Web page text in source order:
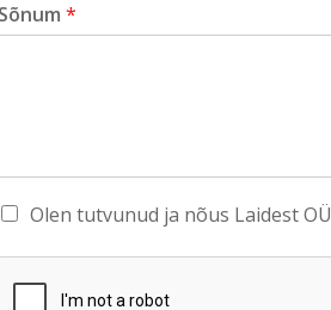
Sõnum *
Olen tutvunud ja nõus Laidest OÜ